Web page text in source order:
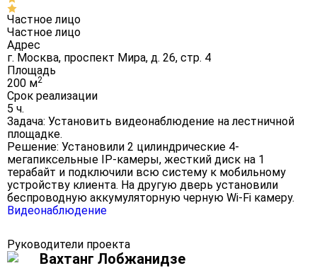
Частное лицо
Частное лицо
Адрес
г. Москва, проспект Мира, д. 26, стр. 4
Площадь
200 м2
Срок реализации
5 ч.
Задача: Установить видеонаблюдение на лестничной
площадке.
Решение: Установили 2 цилиндрические 4-
мегапиксельные IP-камеры, жесткий диск на 1
терабайт и подключили всю систему к мобильному
устройству клиента. На другую дверь установили
беспроводную аккумуляторную черную Wi-Fi камеру.
Видеонаблюдение
Руководители проекта
Вахтанг Лобжанидзе